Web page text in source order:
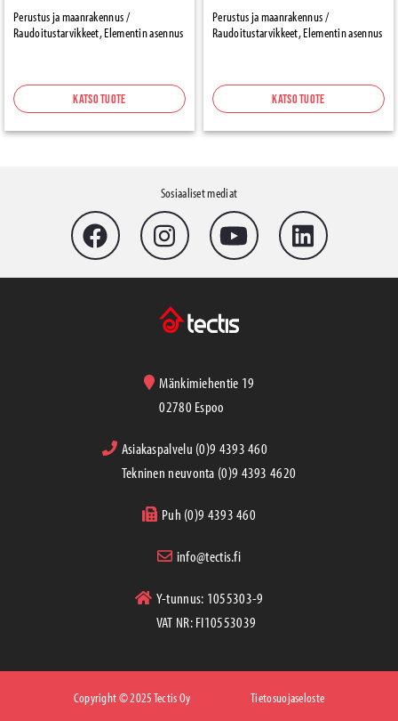
Perustus ja maanrakennus /
Raudoitustarvikkeet, Elementin asennus
Katso tuote
Perustus ja maanrakennus /
Raudoitustarvikkeet, Elementin asennus
Katso tuote
Sosiaaliset mediat
Mänkimiehentie 19
02780 Espoo
Asiakaspalvelu (0)9 4393 460
Tekninen neuvonta (0)9 4393 4620
Puh (0)9 4393 460
info@tectis.fi
Y-tunnus: 1055303-9
VAT NR: FI10553039
Copyright © 2025 Tectis Oy Tietosuojaseloste